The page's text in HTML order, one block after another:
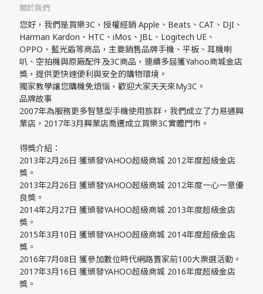
關於我們
您好，我們是買樂3C，授權經銷 Apple、Beats、CAT、DJI、
Harman Kardon、HTC、iMos、JBL、Logitech UE、
OPPO、藍光盾等商品，主要銷售品牌手機、平板、耳機喇
叭、空拍機與原廠配件及3C商品，連續多屆獲Yahoo商城金店
獎，提供更快速便利與安全的購物環境。
獨家教學讓您購機免煩惱，歡迎大家天天來My3C。
品牌故事
2007年為服務更多智慧型手機使用族群，我們成立了力易通興
業店，2017年3月興業店喬遷成立買樂3C實體門市。
得獎介紹：
2013年2月26日 獲頒發YAHOO超級商城 2012年度超級金店
獎。
2013年2月26日 獲頒發YAHOO超級商城 2012年度一心一意優
良獎。
2014年2月27日 獲頒發YAHOO超級商城 2013年度超級金店
獎。
2015年3月10日 獲頒發YAHOO超級商城 2014年度超級金店
獎。
2016年7月08日 獲參加數位時代網路賣家前100大票選活動。
2017年3月16日 獲頒發YAHOO超級商城 2016年度超級金店
獎。